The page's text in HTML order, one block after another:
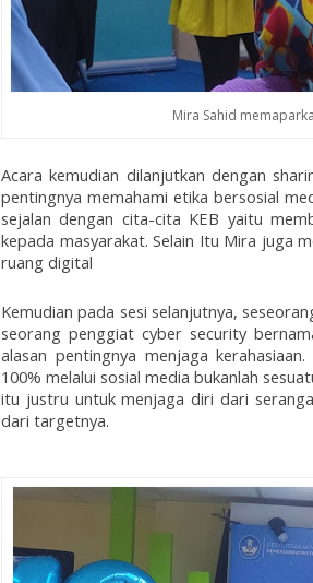
Mira Sahid
Acara kemudian dilanjutkan dengan
pentingnya memahami etika bersosial
sejalan dengan cita-cita KEB yaitu
kepada masyarakat. Selain Itu Mira juga
ruang digital
Kemudian pada sesi selanjutnya,
seorang penggiat cyber security
alasan pentingnya menjaga
100% melalui sosial media bukanlah
itu justru untuk menjaga diri dari
dari targetnya.